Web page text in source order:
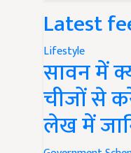
Latest
Lifestyle
सावन में
चीजों से
लेख में